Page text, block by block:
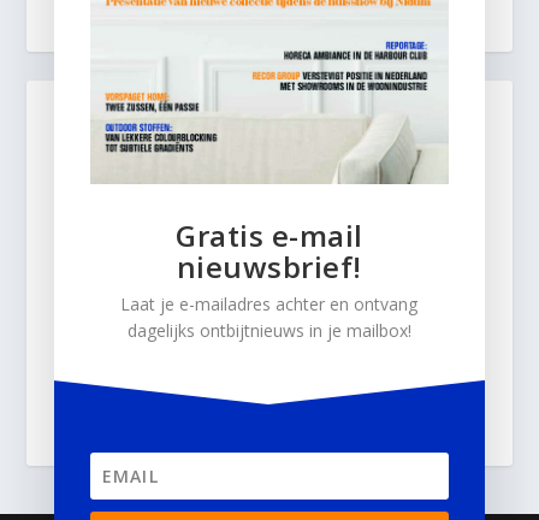
Gratis e-mail
nieuwsbrief!
Laat je e-mailadres achter en ontvang
dagelijks ontbijtnieuws in je mailbox!